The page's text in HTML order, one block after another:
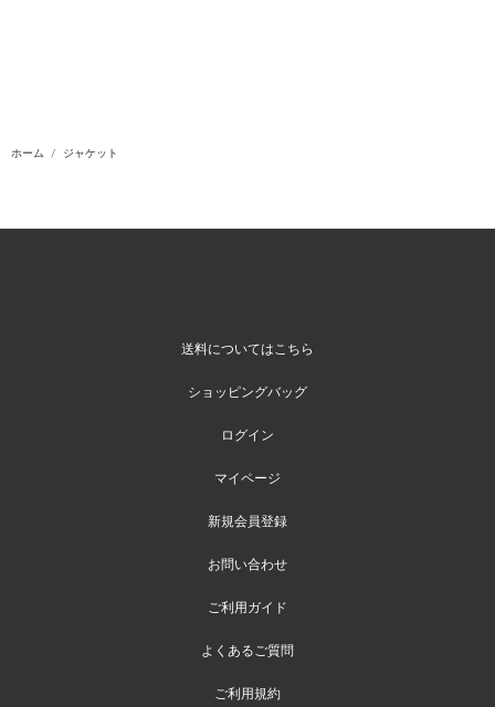
ホーム ジャケット
送料についてはこちら
ショッピングバッグ
ログイン
マイページ
新規会員登録
お問い合わせ
ご利用ガイド
よくあるご質問
ご利用規約